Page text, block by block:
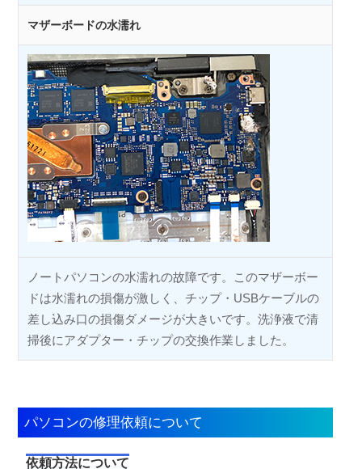
マザーボードの水濡れ
ノートパソコンの水濡れの故障です。このマザーボー
ドは水濡れの損傷が激しく、チップ・USBケーブルの
差し込み口の損傷ダメージが大きいです。洗浄液で清
掃後にアダプター・チップの交換作業しました。
パソコンの修理依頼について
依頼方法について